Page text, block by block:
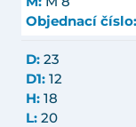
Objednací číslo:
D: 23
D1: 12
H: 18
L: 20